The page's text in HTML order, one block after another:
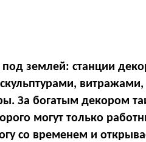
землей: станции
витражами,
За богатым декором
могут только
со временем и